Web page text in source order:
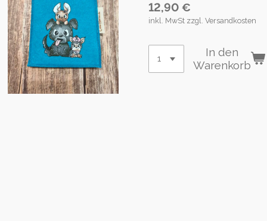
12,90 €
inkl. MwSt zzgl. Versandkosten
In den
Warenkorb